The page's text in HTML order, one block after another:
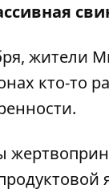
жители
кто-то